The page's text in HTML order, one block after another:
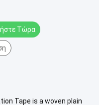
Τώρα
Tape is a woven plain